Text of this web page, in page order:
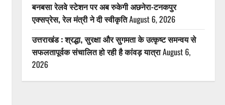
बनबसा रेलवे स्टेशन पर अब रुकेगी अछनेरा-टनकपुर
एक्सप्रेस, रेल मंत्री ने दी स्वीकृतिAugust 6, 2026
उत्तराखंड : श्रद्धा, सुरक्षा और सुगमता के उत्कृष्ट समन्वय से
सफलतापूर्वक संचालित हो रही है कांवड़ यात्राAugust 6,
2026